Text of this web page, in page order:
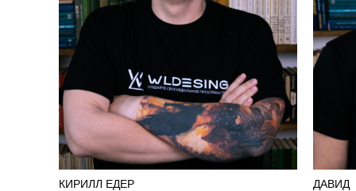
ДАВИД
КИРИЛЛ ЕДЕР